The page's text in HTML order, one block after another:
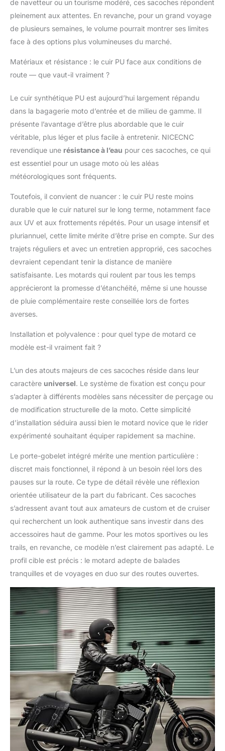
de transporter de l'eau
ou d'autres boissons
pour vous hydrater.
détaillée & maintien en
forme】NICECNC sac
pour moto se targue
d'une attention
supérieure aux détails,
avec des coutures
serrées, des bords et
une doublure
conception du rabat
pour empêcher les
pendant la conduite. La
doublure en mousse
EVA assure une forte
capacité de charge et
maintient la forme des
sacs même lorsqu'ils
sont vides. 【Stable et
sûre】Avec des
languettes de selle
renforcées et des
cordons épaissis, la
plupart des tailles de
la sécurité même à
grande vitesse. La
pour une protection
ultime contre le vol de
vos objets de valeur,
gardant vos biens en
sécurité.
de navetteur ou un tourisme modéré, ces sacoches répondent
pleinement aux attentes. En revanche, pour un grand voyage
de plusieurs semaines, le volume pourrait montrer ses limites
face à des options plus volumineuses du marché.
Matériaux et résistance : le cuir PU face aux conditions de
route — que vaut-il vraiment ?
Le cuir synthétique PU est aujourd’hui largement répandu
dans la bagagerie moto d’entrée et de milieu de gamme. Il
présente l’avantage d’être plus abordable que le cuir
véritable, plus léger et plus facile à entretenir. NICECNC
revendique une résistance à l’eau pour ces sacoches, ce qui
est essentiel pour un usage moto où les aléas
météorologiques sont fréquents.
Toutefois, il convient de nuancer : le cuir PU reste moins
durable que le cuir naturel sur le long terme, notamment face
aux UV et aux frottements répétés. Pour un usage intensif et
pluriannuel, cette limite mérite d’être prise en compte. Sur des
trajets réguliers et avec un entretien approprié, ces sacoches
devraient cependant tenir la distance de manière
satisfaisante. Les motards qui roulent par tous les temps
apprécieront la promesse d’étanchéité, même si une housse
de pluie complémentaire reste conseillée lors de fortes
averses.
Installation et polyvalence : pour quel type de motard ce
modèle est-il vraiment fait ?
L’un des atouts majeurs de ces sacoches réside dans leur
caractère universel. Le système de fixation est conçu pour
s’adapter à différents modèles sans nécessiter de perçage ou
de modification structurelle de la moto. Cette simplicité
d’installation séduira aussi bien le motard novice que le rider
expérimenté souhaitant équiper rapidement sa machine.
Le porte-gobelet intégré mérite une mention particulière :
discret mais fonctionnel, il répond à un besoin réel lors des
pauses sur la route. Ce type de détail révèle une réflexion
orientée utilisateur de la part du fabricant. Ces sacoches
s’adressent avant tout aux amateurs de custom et de cruiser
qui recherchent un look authentique sans investir dans des
accessoires haut de gamme. Pour les motos sportives ou les
trails, en revanche, ce modèle n’est clairement pas adapté. Le
profil cible est précis : le motard adepte de balades
tranquilles et de voyages en duo sur des routes ouvertes.